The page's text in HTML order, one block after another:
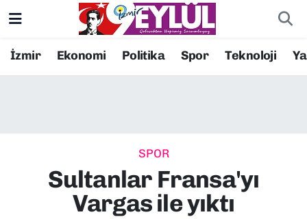
İzmir Ekonomi Politika Spor Teknoloji
SPOR
Sultanlar Fransa'yı
Vargas ile yıktı
Resmi İlanlar
EKONOMİ
Konak Nöbetçi Eczaneler
Süper Lig Puan Durumu ve Fikstür
Tüm Manşetler